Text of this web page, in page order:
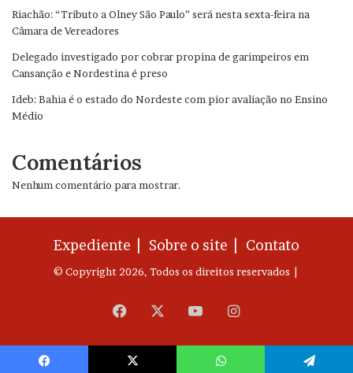
Riachão: “Tributo a Olney São Paulo” será nesta sexta-feira na
Câmara de Vereadores
Delegado investigado por cobrar propina de garimpeiros em
Cansanção e Nordestina é preso
Ideb: Bahia é o estado do Nordeste com pior avaliação no Ensino
Médio
Comentários
Nenhum comentário para mostrar.
Expediente | Sobre o site | Contato
© Copyright 2026, Todos os direitos reservados |
Facebook YouTubeInstagram